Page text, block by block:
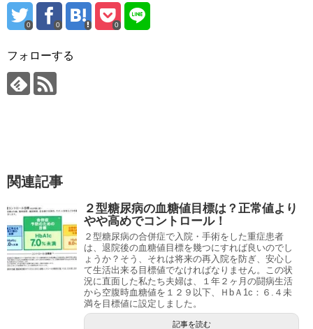
0 0 0
フォローする
関連記事
２型糖尿病の血糖値目標は？正常値より
やや高めでコントロール！
２型糖尿病の合併症で入院・手術をした重症患者
は、退院後の血糖値目標を幾つにすれば良いのでし
ょうか？そう、それは将来の再入院を防ぎ、安心し
て生活出来る目標値でなければなりません。この状
況に直面した私たち夫婦は、１年２ヶ月の闘病生活
から空腹時血糖値を１２９以下、ＨbＡ1c：６.４未
満を目標値に設定しました。
記事を読む